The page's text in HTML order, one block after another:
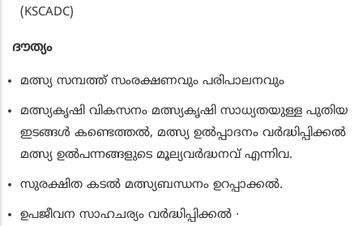
(KSCADC)
ദൗത്യം
മത്സ്യ സമ്പത്ത് സംരക്ഷണവും പരിപാലനവും
മത്സ്യകൃഷി വികസനം മത്സ്യകൃഷി സാധ്യതയുള്ള പുതിയ
ഇടങ്ങള്‍ കണ്ടെത്തല്‍, മത്സ്യ ഉല്‍പ്പാദനം വര്‍ദ്ധിപ്പിക്കല്‍
മത്സ്യ ഉല്‍പന്നങ്ങളുടെ മൂല്യവര്‍ദ്ധനവ് എന്നിവ.
സുരക്ഷിത കടല്‍ മത്സ്യബന്ധനം ഉറപ്പാക്കല്‍.
ഉപജീവന സാഹചര്യം വര്‍ദ്ധിപ്പിക്കല്‍ ·